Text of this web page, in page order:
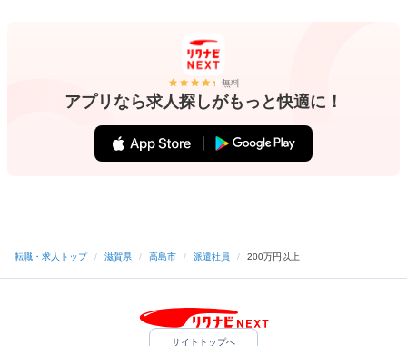
無料
アプリなら求人探しがもっと快適に！
転職・求人トップ / 滋賀県 / 高島市 / 派遣社員 / 200万円以上
サイトトップへ